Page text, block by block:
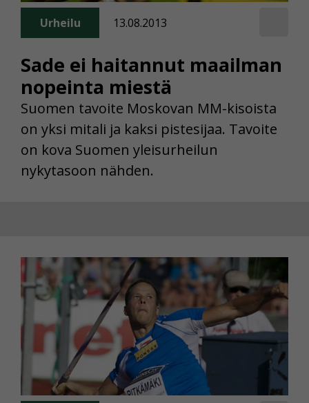
Sade ei haitannut maailman
nopeinta miestä
Urheilu 13.08.2013
Suomen tavoite Moskovan MM-kisoista
on yksi mitali ja kaksi pistesijaa. Tavoite
on kova Suomen yleisurheilun
nykytasoon nähden.